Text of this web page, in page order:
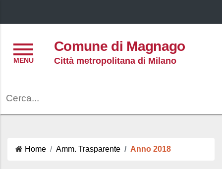
Comune di Magnago
Città metropolitana di Milano
Home Amm. Trasparente Anno 2018